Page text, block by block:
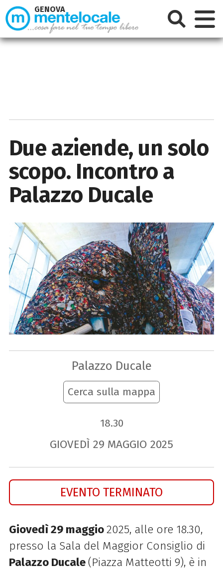
Due aziende, un solo
scopo. Incontro a
Palazzo Ducale
Palazzo Ducale
Cerca sulla mappa
18.30
GIOVEDÌ 29 MAGGIO 2025
EVENTO TERMINATO
Giovedì 29 maggio2025, alle ore 18.30,
presso la Sala del Maggior Consiglio di
Palazzo Ducale(Piazza Matteotti 9), è in
GENOVA